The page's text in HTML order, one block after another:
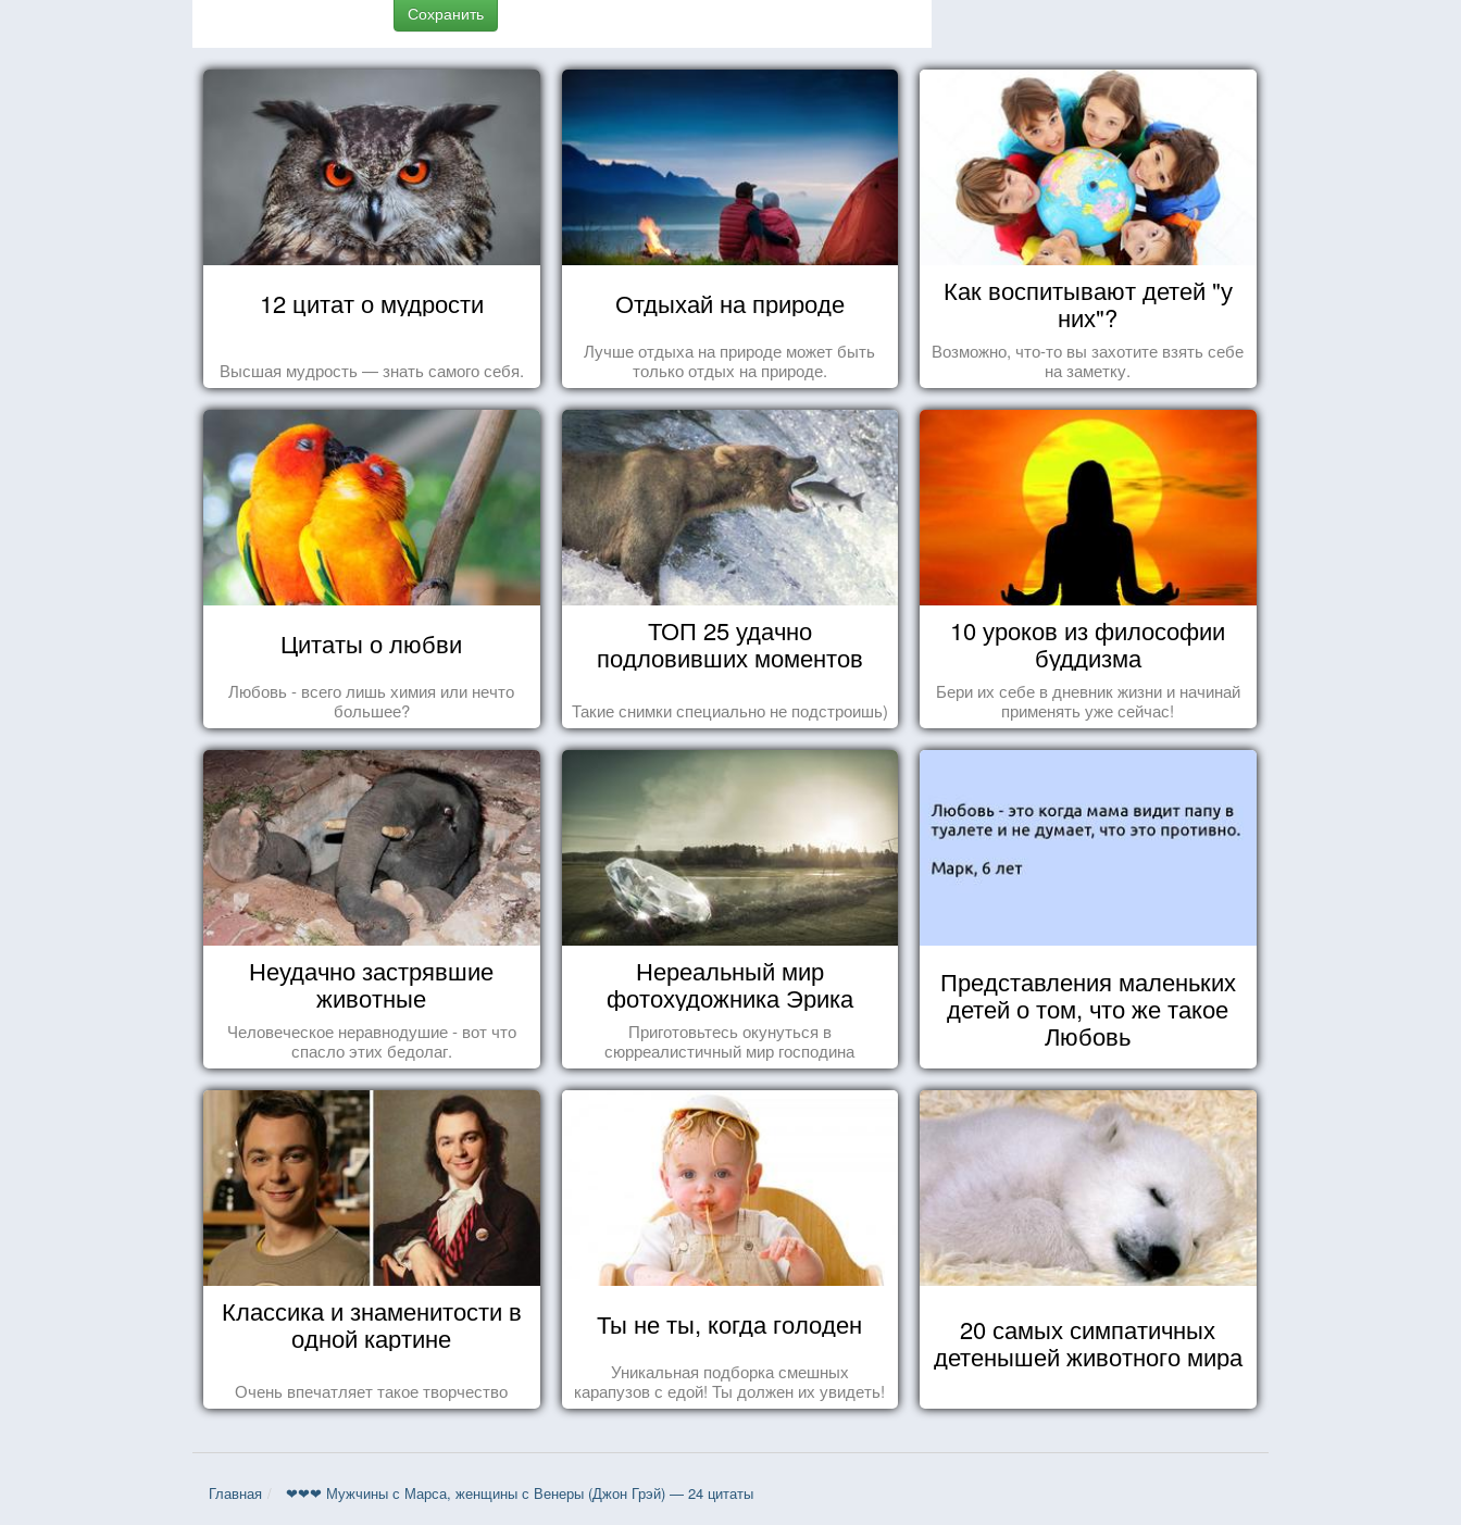
Сохранить
12 цитат о мудрости
Высшая мудрость — знать самого себя.
Отдыхай на природе
Лучше отдыха на природе может быть
только отдых на природе.
Как воспитывают детей "у
них"?
Возможно, что-то вы захотите взять себе
на заметку.
Цитаты о любви
Любовь - всего лишь химия или нечто
большее?
ТОП 25 удачно
подловивших моментов
Такие снимки специально не подстроишь)
10 уроков из философии
буддизма
Бери их себе в дневник жизни и начинай
применять уже сейчас!
Неудачно застрявшие
животные
Человеческое неравнодушие - вот что
спасло этих бедолаг.
Нереальный мир
фотохудожника Эрика
Йоханссона
Приготовьтесь окунуться в
сюрреалистичный мир господина
Йоханссона
Представления маленьких
детей о том, что же такое
Любовь
Классика и знаменитости в
одной картине
Очень впечатляет такое творчество
Ты не ты, когда голоден
Уникальная подборка смешных
карапузов с едой! Ты должен их увидеть!
20 самых симпатичных
детенышей животного мира
Главная ❤❤❤ Мужчины с Марса, женщины с Венеры (Джон Грэй) — 24 цитаты